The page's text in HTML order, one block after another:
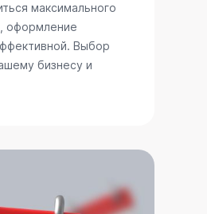
максимального
оформление
Выбор
бизнесу и